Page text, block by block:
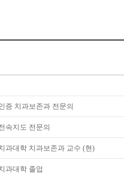
증 치과보존과 전문의
속지도 전문의
과대학 치과보존과 교수 (현)
과대학 졸업